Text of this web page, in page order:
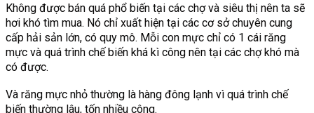
Không được bán quá phổ biến tại các chợ và siêu thị nên ta sẽ
hơi khó tìm mua. Nó chỉ xuất hiện tại các cơ sở chuyên cung
cấp hải sản lớn, có quy mô. Mỗi con mực chỉ có 1 cái răng
mực và quá trình chế biến khá kì công nên tại các chợ khó mà
có được.
Và răng mực nhỏ thường là hàng đông lạnh vì quá trình chế
biến thường lâu, tốn nhiều công.